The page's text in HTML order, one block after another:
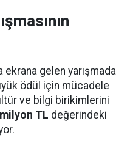
ekrana gelen yarışmada
ödül için mücadele
ve bilgi birikimlerini
TL değerindeki